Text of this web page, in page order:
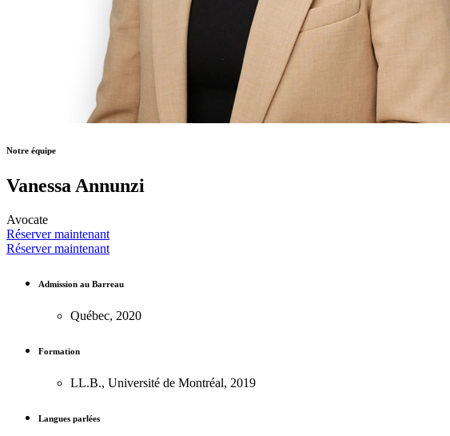
Notre équipe
Vanessa Annunzi
Avocate
Réserver maintenant
Réserver maintenant
Admission au Barreau
Québec, 2020
Formation
LL.B., Université de Montréal, 2019
Langues parlées